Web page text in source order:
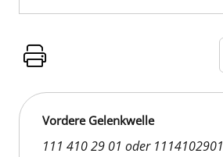
Vordere Gelenkwelle
111 410 29 01 oder 1114102901